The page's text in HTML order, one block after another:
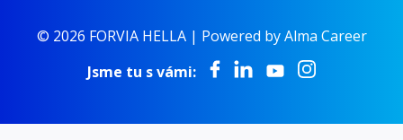
© 2026 FORVIA HELLA | Powered by Alma Career
Jsme tu s vámi: